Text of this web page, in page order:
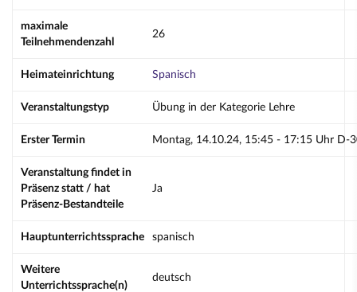
maximale
Teilnehmendenzahl
26
Heimateinrichtung Spanisch
Veranstaltungstyp Übung in der Kategorie Lehre
Erster Termin Montag, 14.10.24, 15:45 - 17:15 Uhr D-
Veranstaltung findet in
Präsenz statt / hat
Präsenz-Bestandteile
Ja
Hauptunterrichtssprache spanisch
Weitere
Unterrichtssprache(n)
deutsch